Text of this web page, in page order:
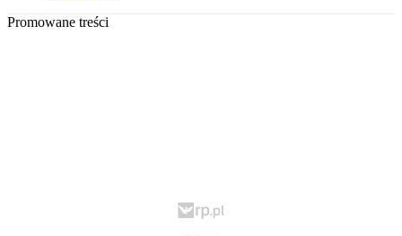
Promowane treści